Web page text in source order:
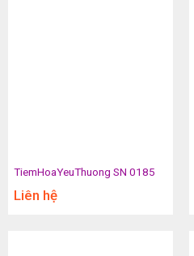
TiemHoaYeuThuong SN 0185
Liên hệ